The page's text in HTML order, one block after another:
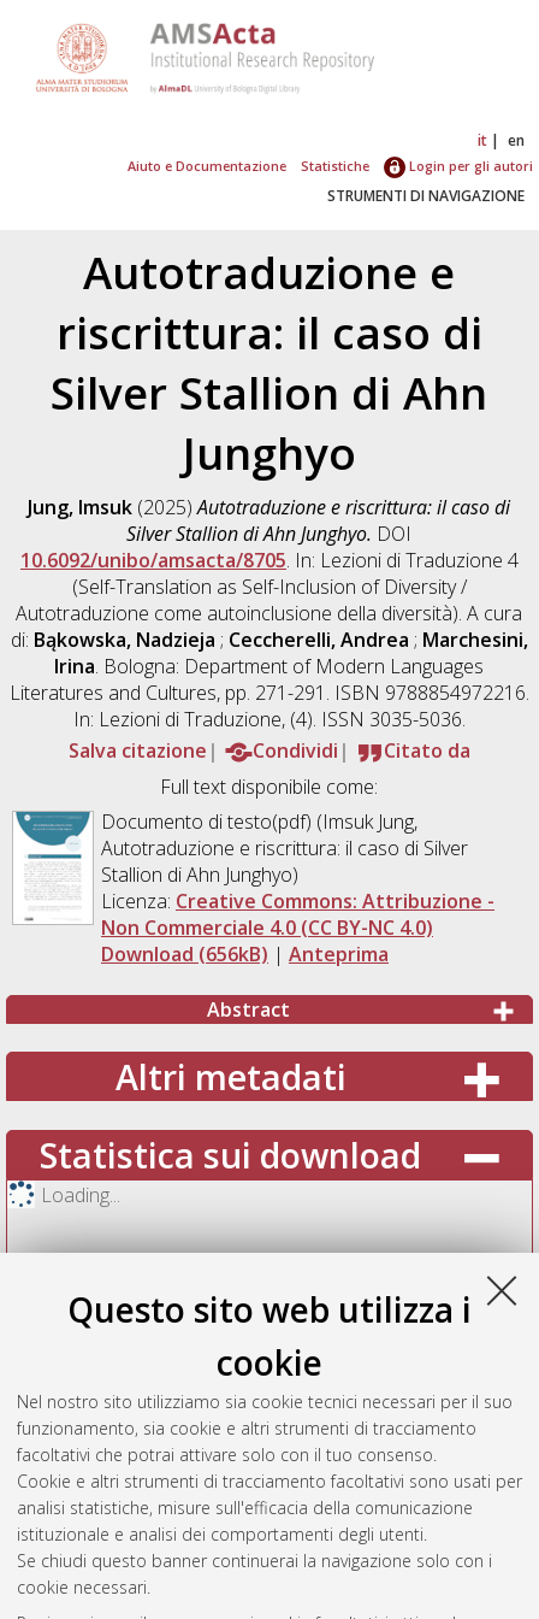
Questo sito web utilizza i
cookie
Nel nostro sito utilizziamo sia cookie tecnici necessari per il suo
funzionamento, sia cookie e altri strumenti di tracciamento
facoltativi che potrai attivare solo con il tuo consenso.
Cookie e altri strumenti di tracciamento facoltativi sono usati per
analisi statistiche, misure sull'efficacia della comunicazione
istituzionale e analisi dei comportamenti degli utenti.
Se chiudi questo banner continuerai la navigazione solo con i
cookie necessari.
it en
Aiuto e Documentazione Statistiche Login per gli autori
STRUMENTI DI NAVIGAZIONE
Autotraduzione e
riscrittura: il caso di
Silver Stallion di Ahn
Junghyo
Jung, Imsuk (2025)Autotraduzione e riscrittura: il caso di
Silver Stallion di Ahn Junghyo. DOI
10.6092/unibo/amsacta/8705. In: Lezioni di Traduzione 4
(Self-Translation as Self-Inclusion of Diversity /
Autotraduzione come autoinclusione della diversità). A cura
di: Bąkowska, Nadzieja ; Ceccherelli, Andrea ; Marchesini,
Irina. Bologna: Department of Modern Languages
Literatures and Cultures, pp. 271-291. ISBN 9788854972216.
In: Lezioni di Traduzione, (4). ISSN 3035-5036.
Salva citazione
Condividi
Citato da
Full text disponibile come:
Documento di testo(pdf) (Imsuk Jung,
Autotraduzione e riscrittura: il caso di Silver
Stallion di Ahn Junghyo)
Licenza: Creative Commons: Attribuzione -
Non Commerciale 4.0 (CC BY-NC 4.0)
Download (656kB) | Anteprima
Abstract
Altri metadati
Statistica sui download
Loading...
Vedi altre statistiche
Gestione del documento: